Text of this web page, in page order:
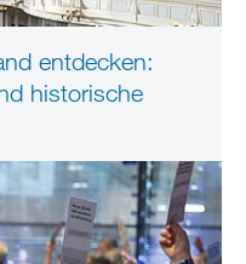
entdecken:
historische